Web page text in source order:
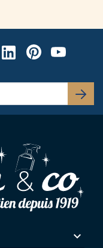
LinkedinPinterestYoutube